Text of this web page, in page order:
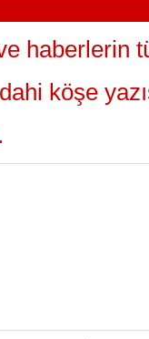
haberlerin
köşe